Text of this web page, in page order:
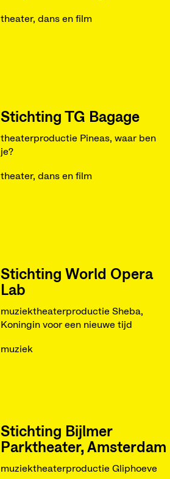
theater, dans en film
Stichting TG Bagage
theaterproductie Pineas, waar ben
je?
theater, dans en film
Stichting World Opera
Lab
muziektheaterproductie Sheba,
Koningin voor een nieuwe tijd
muziek
Stichting Bijlmer
Parktheater, Amsterdam
muziektheaterproductie Gliphoeve